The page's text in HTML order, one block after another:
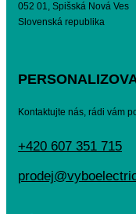
052 01, Spišská Nová Ves
Slovenská republika
Kontaktujte nás, rádi vám
+420 607 351 715